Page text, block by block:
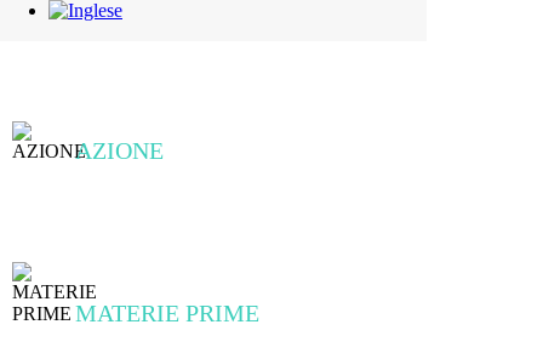
AZIONE
MATERIE PRIME